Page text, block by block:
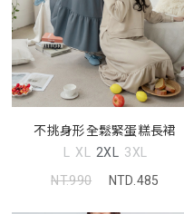
不挑身形全鬆緊蛋糕長裙
L XL 2XL 3XL
NT.990
NTD.485